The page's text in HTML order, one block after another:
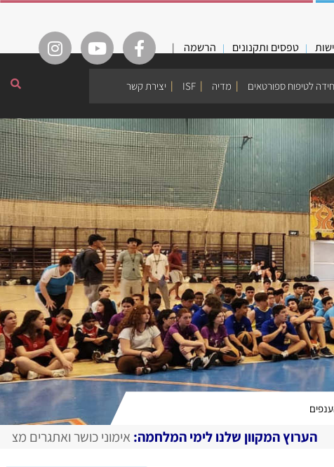
טפסים ותקנונים הרשמה |
לטיפוח ספורטאים מדיה ISF יצירת קשר
לימי המלחמה:אימוני כושר ואתגרים מצולמים, מגזין דיגיטלי